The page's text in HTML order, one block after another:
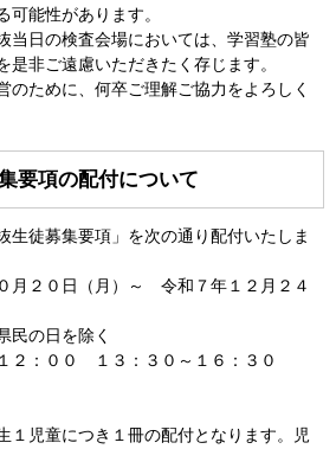
可能性があります。
当日の検査会場においては、学習塾の皆
是非ご遠慮いただきたく存じます。
のために、何卒ご理解ご協力をよろしく
要項の配付について
生徒募集要項」 を次の通り配付いたしま
月２０ 日（月）～ 令和７年１２月２４
民の日を除く
２：００ １３：３０～１６：３０
児童につき１冊の配付となります。児